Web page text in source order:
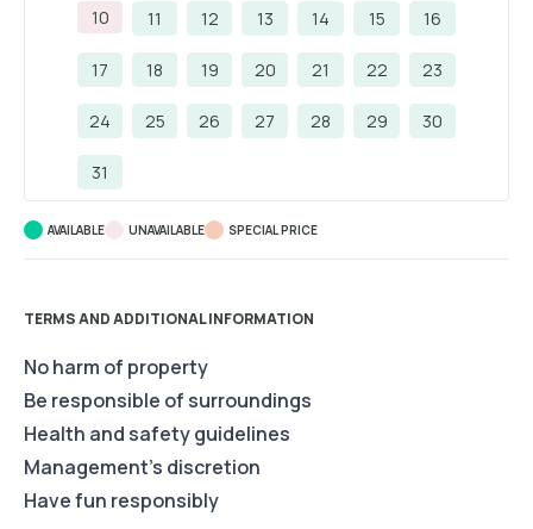
10 11 12 13 14 15 16
17 18 19 20 21 22 23
24 25 26 27 28 29 30
31
AVAILABLE UNAVAILABLE SPECIAL PRICE
TERMS AND ADDITIONAL INFORMATION
No harm of property
Be responsible of surroundings
Health and safety guidelines
Management's discretion
Have fun responsibly